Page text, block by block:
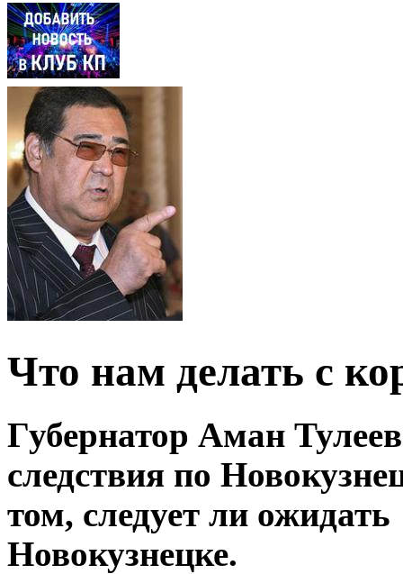
Что нам делать с
Губернатор Аман
следствия по
том, следует ли
Новокузнецке.